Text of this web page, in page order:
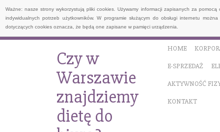
Ważne: nasze strony wykorzystują pliki cookies. Używamy informacji zapisanych za
indywidualnych potrzeb użytkowników. W programie służącym do obsługi internetu
dotyczących cookies oznacza, że będą one zapisane w pamięci urządzenia.
HOME
E-SPRZEDAŻ
AKTYWNOŚĆ
KONTAKT
Czy w
Warszawie
znajdziemy
dietę do